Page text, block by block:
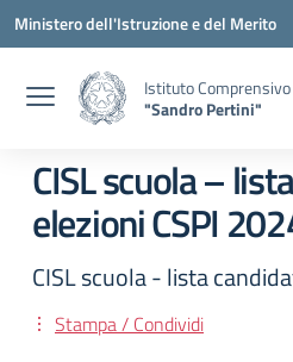
Vai ai contenuti
Vai al menu di navigazione
Vai al footer
Ministero dell'Istruzione e del Merito
Istituto Comprensivo
"Sandro Pertini"
CISL scuola –
elezioni CSPI
CISL scuola - lista
Stampa / Condividi